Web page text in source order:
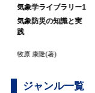
気象学ライブラリー1
気象防災の知識と実
践
牧原 康隆(著)
ジャンル一覧